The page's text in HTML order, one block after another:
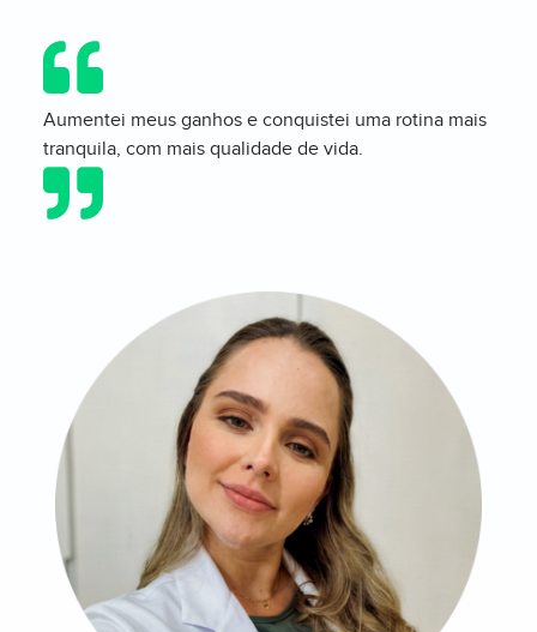
Aumentei meus ganhos e conquistei uma rotina mais
tranquila, com mais qualidade de vida.